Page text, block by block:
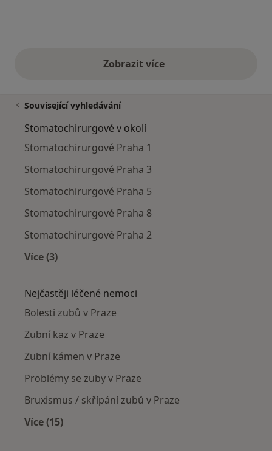
Zobrazit vícevýše uvedené názory
Související vyhledávání
Stomatochirurgové v okolí
Stomatochirurgové Praha 1
Stomatochirurgové Praha 3
Stomatochirurgové Praha 5
Stomatochirurgové Praha 8
Stomatochirurgové Praha 2
Více (3)
Nejčastěji léčené nemoci
Bolesti zubů v Praze
Zubní kaz v Praze
Zubní kámen v Praze
Problémy se zuby v Praze
Bruxismus / skřípání zubů v Praze
Více (15)